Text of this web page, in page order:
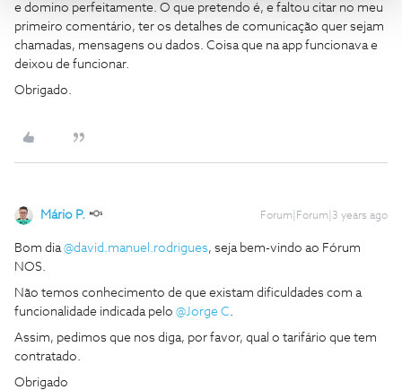
e domino perfeitamente. O que pretendo é, e faltou citar no meu
primeiro comentário, ter os detalhes de comunicação quer sejam
chamadas, mensagens ou dados. Coisa que na app funcionava e
deixou de funcionar.
Obrigado.
Mário P. Forum|Forum|3 years ago
Bom dia@david.manuel.rodrigues, seja bem-vindo ao Fórum
NOS.
Não temos conhecimento de que existam dificuldades com a
funcionalidade indicada pelo @Jorge C.
Assim, pedimos que nos diga, por favor, qual o tarifário que tem
contratado.
Obrigado